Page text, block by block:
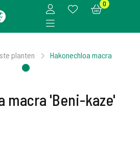
0
planten
Hakonechloa macra
macra 'Beni-kaze'